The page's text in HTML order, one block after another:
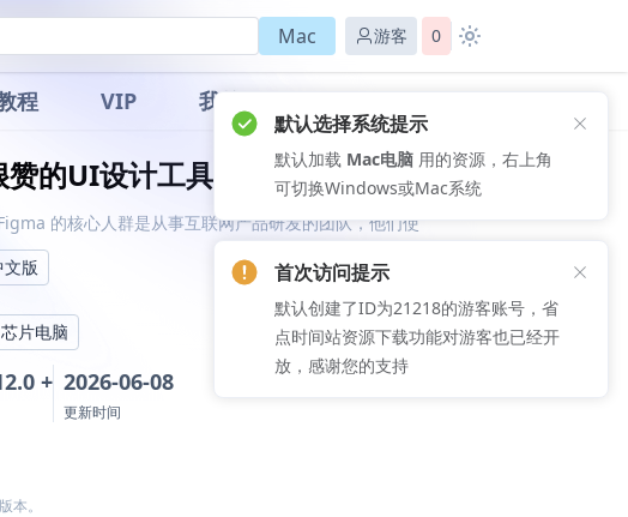
Mac 游客 0
程 VIP 我的
的UI设计工具)
的核心人群是从事互联网产品研发的团队，他们使
版
片电脑
+ 2026-06-08
更新时间
本。
首次访问提示
默认创建了ID为21218的游客账号，省
点时间站资源下载功能对游客也已经开
放，感谢您的支持